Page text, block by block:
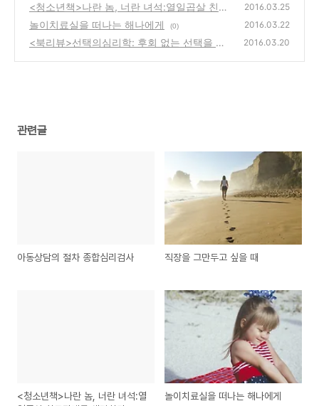
<청소년책>나란 놈, 너란 녀석:열일곱살 친구
관계를 생각하다
(0)
2016.03.25
놀이치료실을 떠나는 해나에게 (0) 2016.03.22
<북리뷰>선택의심리학: 후회 없는 선택을 위
2016.03.20
관련글
아동상담의 절차 종합심리검사 직장을 그만두고 싶을 때
<청소년책>나란 놈, 너란 녀석:열
놀이치료실을 떠나는 해나에게